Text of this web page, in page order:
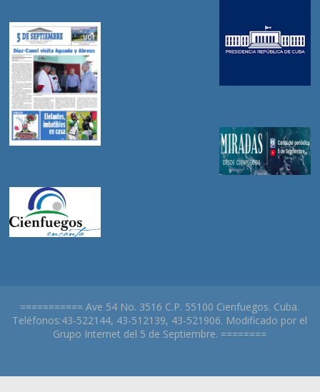
=========== Ave 54 No. 3516 C.P. 55100 Cienfuegos. Cuba.
Teléfonos:43-522144, 43-512139, 43-521906. Modificado por el
Grupo Internet del 5 de Septiembre. ========